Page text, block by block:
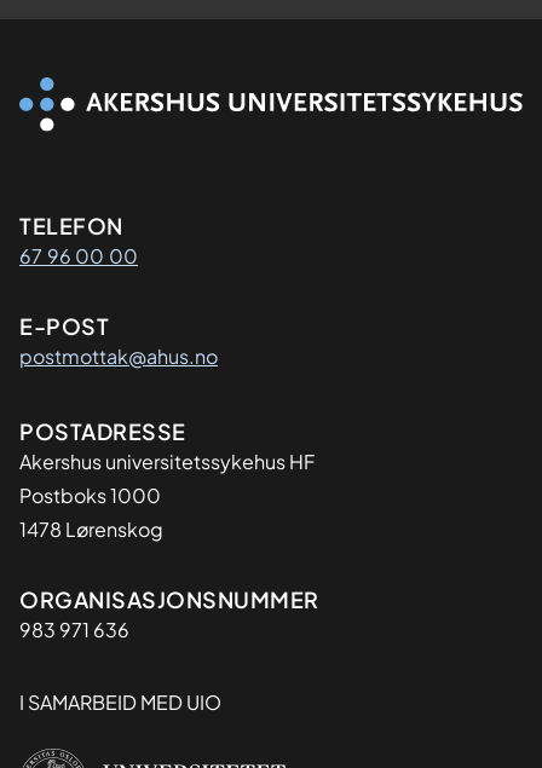
Kontaktinformasjon
TELEFON
67 96 00 00
E-POST
postmottak@ahus.no
Adresse
POSTADRESSE
Akershus universitetssykehus HF
Postboks 1000
1478 Lørenskog
Organisasjon
ORGANISASJONSNUMMER
983 971 636
I SAMARBEID MED UIO